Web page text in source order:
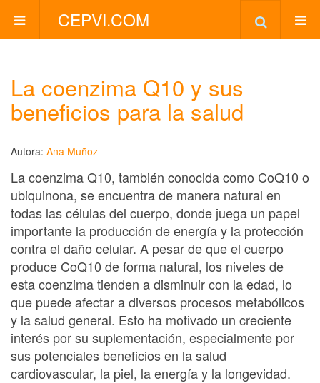
CEPVI.COM
La coenzima Q10 y sus
beneficios para la salud
Autora: Ana Muñoz
La coenzima Q10, también conocida como CoQ10 o
ubiquinona, se encuentra de manera natural en
todas las células del cuerpo, donde juega un papel
importante la producción de energía y la protección
contra el daño celular. A pesar de que el cuerpo
produce CoQ10 de forma natural, los niveles de
esta coenzima tienden a disminuir con la edad, lo
que puede afectar a diversos procesos metabólicos
y la salud general. Esto ha motivado un creciente
interés por su suplementación, especialmente por
sus potenciales beneficios en la salud
cardiovascular, la piel, la energía y la longevidad.